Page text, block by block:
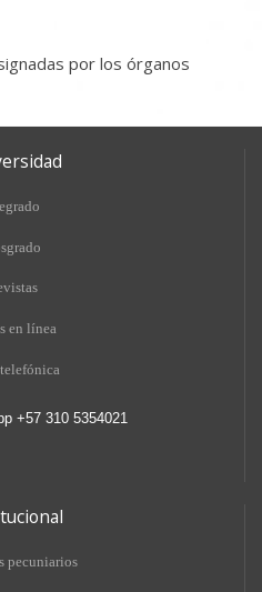
por los órganos
en línea
+57 310 5354021
pecuniarios